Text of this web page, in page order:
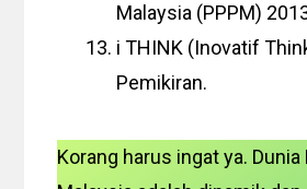
Malaysia (PPPM)
i THINK (Inovatif
Pemikiran.
Korang harus ingat ya.